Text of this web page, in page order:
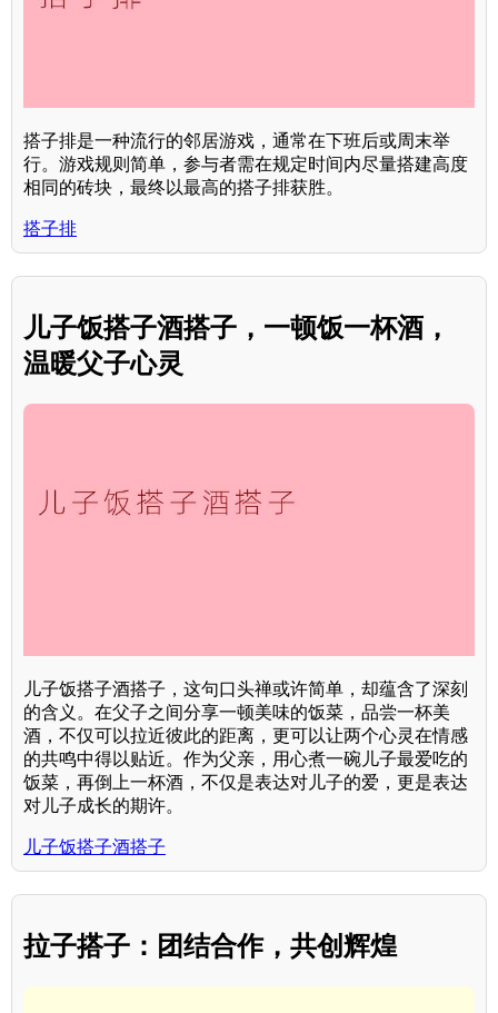
搭子排是一种流行的邻居游戏，通常在下班后或周末举
行。游戏规则简单，参与者需在规定时间内尽量搭建高度
相同的砖块，最终以最高的搭子排获胜。
搭子排
儿子饭搭子酒搭子，一顿饭一杯酒，
温暖父子心灵
儿子饭搭子酒搭子，这句口头禅或许简单，却蕴含了深刻
的含义。在父子之间分享一顿美味的饭菜，品尝一杯美
酒，不仅可以拉近彼此的距离，更可以让两个心灵在情感
的共鸣中得以贴近。作为父亲，用心煮一碗儿子最爱吃的
饭菜，再倒上一杯酒，不仅是表达对儿子的爱，更是表达
对儿子成长的期许。
儿子饭搭子酒搭子
拉子搭子：团结合作，共创辉煌